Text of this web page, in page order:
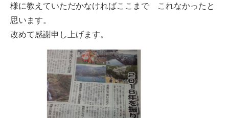
様に教えていただかなければここまで これなかったと
思います。
改めて感謝申し上げます。